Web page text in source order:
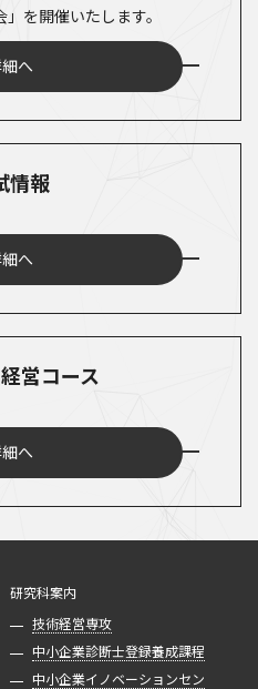
を開催いたします。
へ
情報
へ
営コース
へ
研究科案内
技術経営専攻
中小企業診断士登録養成課程
中小企業イノベーションセン